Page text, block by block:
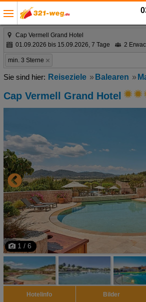
Cap Vermell Grand Hotel
01.09.2026 bis 15.09.2026, 7 Tage
2
min. 3 Sterne
Reiseziele Balearen
Cap Vermell Grand Hotel
1 / 6
Hotelinfo Bilder